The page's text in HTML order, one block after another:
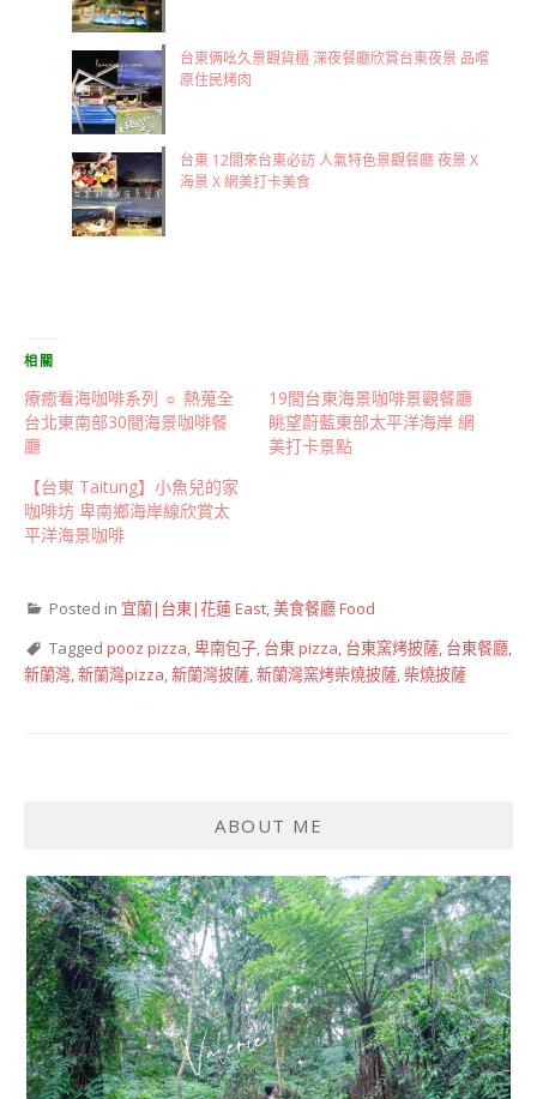
台東俩吆久景觀貨櫃 深夜餐廳欣賞台東夜景 品嚐
原住民烤肉
台東 12間來台東必訪 人氣特色景觀餐廳 夜景 X
海景 X 網美打卡美食
相關
療癒看海咖啡系列 ☼ 熱蒐全
台北東南部30間海景咖啡餐
廳
19間台東海景咖啡景觀餐廳
眺望蔚藍東部太平洋海岸 網
美打卡景點
【台東 Taitung】小魚兒的家
咖啡坊 卑南鄉海岸線欣賞太
平洋海景咖啡
Posted in 宜蘭|台東|花蓮 East,美食餐廳 Food
Tagged pooz pizza,卑南包子, 台東 pizza, 台東窯烤披薩, 台東餐廳,
新蘭灣,新蘭灣pizza,新蘭灣披薩,新蘭灣窯烤柴燒披薩,柴燒披薩
ABOUT ME